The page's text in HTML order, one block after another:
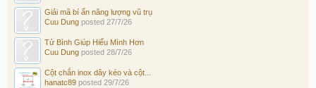
Giải mã bí ẩn năng lượng vũ trụ
Cuu Dung posted 27/7/26
Tử Bình Giúp Hiểu Mình Hơn
Cuu Dung posted 28/7/26
Cột chắn inox dây kéo và cột...
hanatc89 posted 29/7/26